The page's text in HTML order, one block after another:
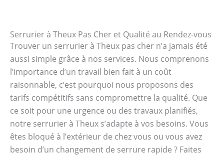
Serrurier à Theux Pas Cher et Qualité au Rendez-vous
Trouver un serrurier à Theux pas cher n’a jamais été
aussi simple grâce à nos services. Nous comprenons
l’importance d’un travail bien fait à un coût
raisonnable, c’est pourquoi nous proposons des
tarifs compétitifs sans compromettre la qualité. Que
ce soit pour une urgence ou des travaux planifiés,
notre serrurier à Theux s’adapte à vos besoins. Vous
êtes bloqué à l’extérieur de chez vous ou vous avez
besoin d’un changement de serrure rapide ? Faites